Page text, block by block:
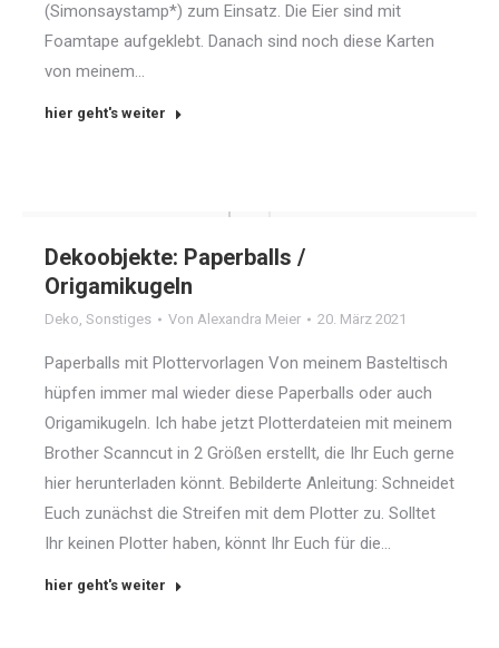
(Simonsaystamp*) zum Einsatz. Die Eier sind mit
Foamtape aufgeklebt. Danach sind noch diese Karten
von meinem…
hier geht's weiter
Dekoobjekte: Paperballs /
Origamikugeln
Deko, Sonstiges Von Alexandra Meier 20. März 2021
Paperballs mit Plottervorlagen Von meinem Basteltisch
hüpfen immer mal wieder diese Paperballs oder auch
Origamikugeln. Ich habe jetzt Plotterdateien mit meinem
Brother Scanncut in 2 Größen erstellt, die Ihr Euch gerne
hier herunterladen könnt. Bebilderte Anleitung: Schneidet
Euch zunächst die Streifen mit dem Plotter zu. Solltet
Ihr keinen Plotter haben, könnt Ihr Euch für die…
hier geht's weiter